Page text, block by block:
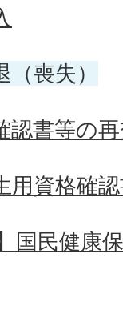
喪失）
認書等の
用資格確
国民健康